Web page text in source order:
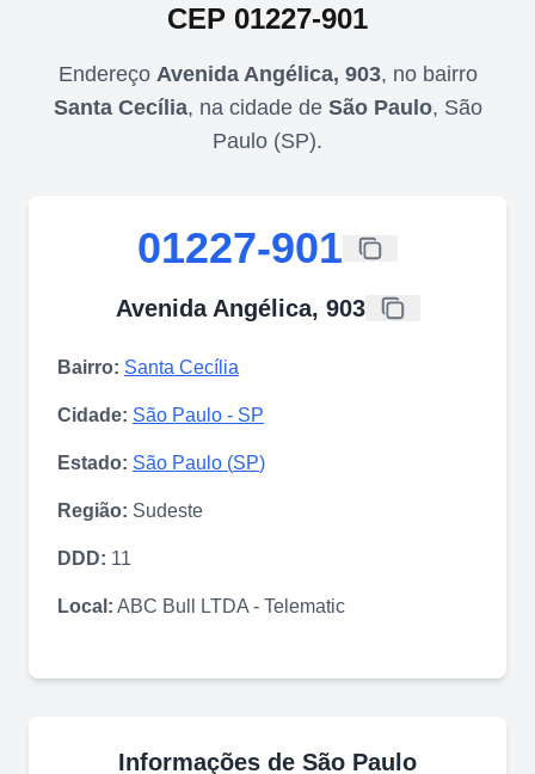
CEP 01227-901
Endereço Avenida Angélica, 903, no bairro
Santa Cecília, na cidade de São Paulo, São
Paulo (SP).
01227-901
Avenida Angélica, 903
Bairro: Santa Cecília
Cidade: São Paulo - SP
Estado: São Paulo (SP)
Região: Sudeste
DDD: 11
Local: ABC Bull LTDA - Telematic
Informações de São Paulo